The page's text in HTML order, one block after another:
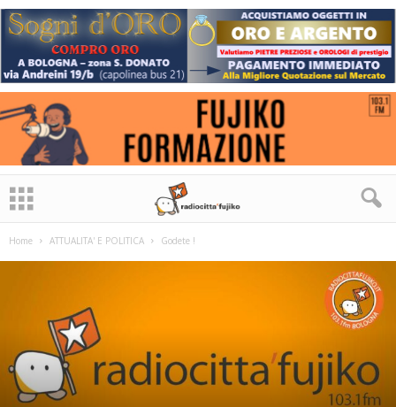
Home ATTUALITA' E POLITICA Godete !